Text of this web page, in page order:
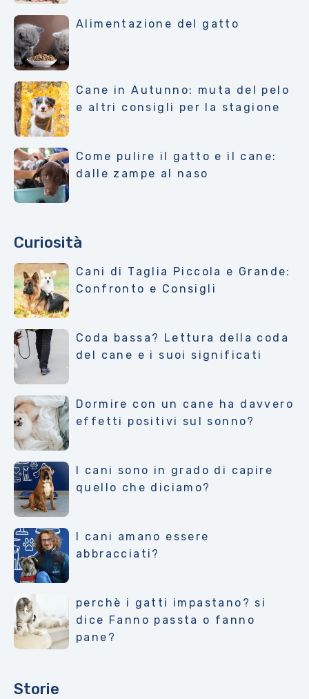
Alimentazione del gatto
Cane in Autunno: muta del pelo
e altri consigli per la stagione
Come pulire il gatto e il cane:
dalle zampe al naso
Curiosità
Cani di Taglia Piccola e Grande:
Confronto e Consigli
Coda bassa? Lettura della coda
del cane e i suoi significati
Dormire con un cane ha davvero
effetti positivi sul sonno?
I cani sono in grado di capire
quello che diciamo?
I cani amano essere
abbracciati?
perchè i gatti impastano? si
dice Fanno passta o fanno
pane?
Storie